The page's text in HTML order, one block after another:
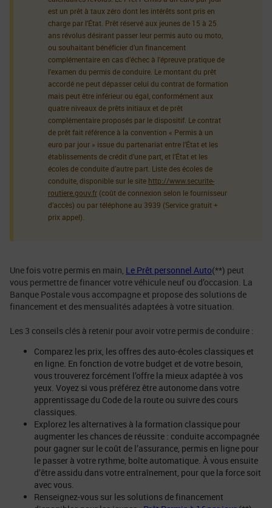
est un prêt à taux zéro dont les intérêts sont pris en
charge par l’État. Prêt réservé aux jeunes de 15 à 25
ans révolus désirant passer leur permis auto ou moto,
ou souhaitant bénéficier d’un financement
complémentaire en cas d’échec à l’épreuve pratique de
l’examen du permis de conduire. Le montant du prêt
accordé ne peut dépasser celui du contrat de formation
mais peut être inférieur ou égal, conformément aux
quatre niveaux de prêts initiaux et de prêt
complémentaire proposés par le dispositif. Le contrat
de prêt fait référence à la convention « Permis à un
euro par jour » issue du partenariat entre l’État et les
établissements de crédit d’une part, et l’État et les
écoles de conduite d’autre part. Liste des écoles de
conduite, disponible sur le site http://www.securite-
routiere.gouv.fr (coût de connexion selon le fournisseur
d’accès) ou par téléphone au 3939 (Service gratuit +
prix appel).
Une fois votre permis en main, Le Prêt personnel Auto(**) peut
vous permettre de financer votre véhicule neuf ou d’occasion. La
Banque Postale vous accompagne et propose des solutions de
financement et des mensualités adaptées à votre situation.
Les 3 conseils clés à retenir pour avoir votre permis de conduire :
Comparez les prix, les offres des auto-écoles classiques et
en ligne. En fonction de votre budget et de votre besoin,
vous trouverez forcément l’offre la mieux adaptée à vos
yeux. Voyez si vous préférez être autonome dans votre
apprentissage du Code de la route ou suivre des cours
classiques.
Explorez les alternatives à la formation classique pour
augmenter les chances de réussite : conduite accompagnée
pour gagner sur le coût de l’assurance, permis en ligne pour
le passer à votre rythme, boîte automatique. À vous ensuite
d’être assidu dans votre entraînement, pour que la force soit
avec vous.
Renseignez-vous sur les solutions de financement